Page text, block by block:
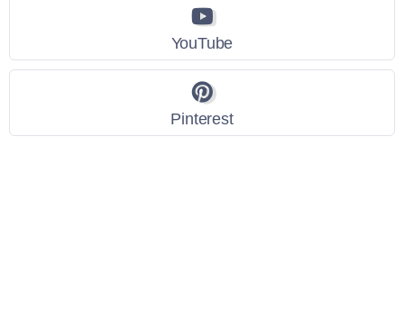
YouTube
Pinterest